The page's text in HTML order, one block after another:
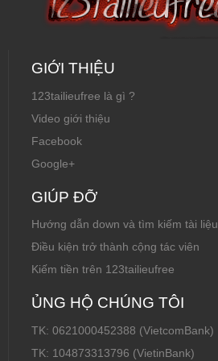
GIỚI THIỆU
123tailieufree là gì ?
Video giới thiệu
Facebook
Google+
GIÚP ĐỠ
Hướng dẫn down và tìm kiếm tài liệu
Điều kiện trở thành cộng tác viên
Kiếm tiền trên 123tailieufree
ỦNG HỘ CHÚNG TÔI
TK: 0621000452388 (VietcomBank)
TK: 104873313796 (VietinBank)